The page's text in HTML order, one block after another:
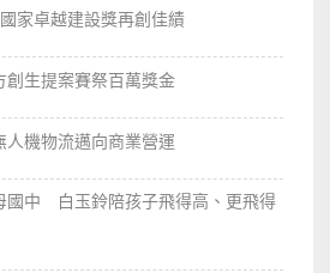
家卓越建設獎再創佳績
生提案賽祭百萬獎金
人機物流邁向商業營運
國中 白玉鈴陪孩子飛得高、更飛得